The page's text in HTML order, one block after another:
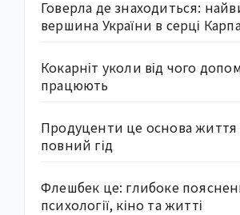
Говерла де знаходиться:
вершина України в серці
Кокарніт уколи від чого
працюють
Продуценти це основа життя
повний гід
Флешбек це: глибоке
психології, кіно та житті